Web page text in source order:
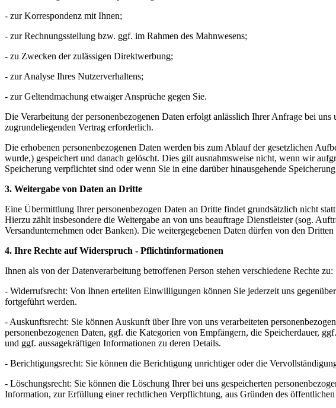
- zur Korrespondenz mit Ihnen;
- zur Rechnungsstellung bzw. ggf. im Rahmen des Mahnwesens;
- zu Zwecken der zulässigen Direktwerbung;
- zur Analyse Ihres Nutzerverhaltens;
- zur Geltendmachung etwaiger Ansprüche gegen Sie.
Die Verarbeitung der personenbezogenen Daten erfolgt anlässlich Ihrer Anfrage bei
zugrundeliegenden Vertrag erforderlich.
Die erhobenen personenbezogenen Daten werden bis zum Ablauf der gesetzlichen
wurde,) gespeichert und danach gelöscht. Dies gilt ausnahmsweise nicht, wenn wir
Speicherung verpflichtet sind oder wenn Sie in eine darüber hinausgehende
3. Weitergabe von Daten an Dritte
Eine Übermittlung Ihrer personenbezogen Daten an Dritte findet grundsätzlich nicht
Hierzu zählt insbesondere die Weitergabe an von uns beauftrage Dienstleister (sog.
Versandunternehmen oder Banken). Die weitergegebenen Daten dürfen von den
4. Ihre Rechte auf Widerspruch - Pflichtinformationen
Ihnen als von der Datenverarbeitung betroffenen Person stehen verschiedene Rechte zu:
- Widerrufsrecht: Von Ihnen erteilten Einwilligungen können Sie jederzeit uns
fortgeführt werden.
- Auskunftsrecht: Sie können Auskunft über Ihre von uns verarbeiteten
personenbezogenen Daten, ggf. die Kategorien von Empfängern, die Speicherdauer,
und ggf. aussagekräftigen Informationen zu deren Details.
- Berichtigungsrecht: Sie können die Berichtigung unrichtiger oder die
- Löschungsrecht: Sie können die Löschung Ihrer bei uns gespeicherten
Information, zur Erfüllung einer rechtlichen Verpflichtung, aus Gründen des